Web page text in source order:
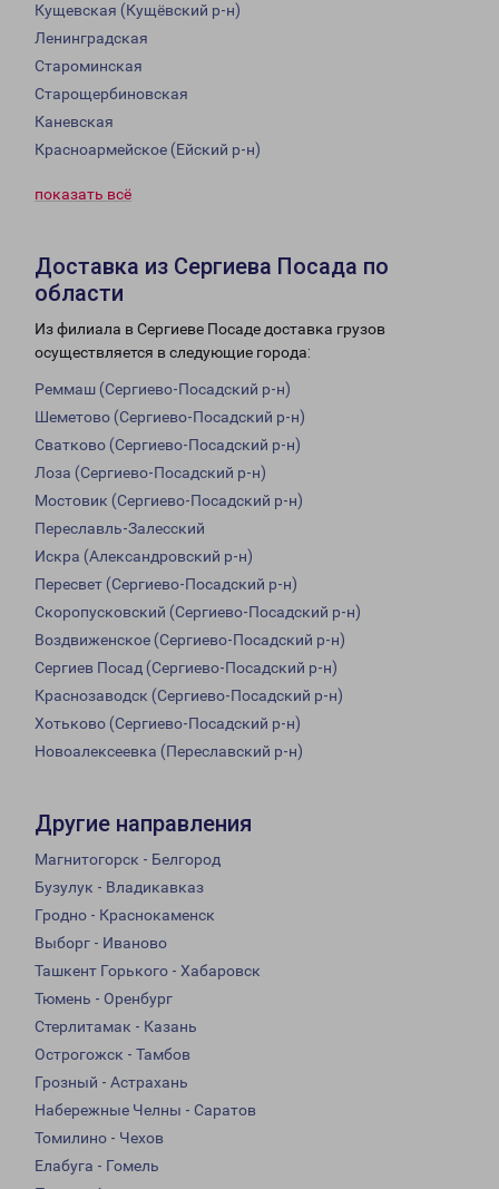
Кущевская (Кущёвский р-н)
Ленинградская
Староминская
Старощербиновская
Каневская
Красноармейское (Ейский р-н)
показать всё
Доставка из Сергиева Посада по
области
Из филиала в Сергиеве Посаде доставка грузов
осуществляется в следующие города:
Реммаш (Сергиево-Посадский р-н)
Шеметово (Сергиево-Посадский р-н)
Сватково (Сергиево-Посадский р-н)
Лоза (Сергиево-Посадский р-н)
Мостовик (Сергиево-Посадский р-н)
Переславль-Залесский
Искра (Александровский р-н)
Пересвет (Сергиево-Посадский р-н)
Скоропусковский (Сергиево-Посадский р-н)
Воздвиженское (Сергиево-Посадский р-н)
Сергиев Посад (Сергиево-Посадский р-н)
Краснозаводск (Сергиево-Посадский р-н)
Хотьково (Сергиево-Посадский р-н)
Новоалексеевка (Переславский р-н)
Другие направления
Магнитогорск - Белгород
Бузулук - Владикавказ
Гродно - Краснокаменск
Выборг - Иваново
Ташкент Горького - Хабаровск
Тюмень - Оренбург
Стерлитамак - Казань
Острогожск - Тамбов
Грозный - Астрахань
Набережные Челны - Саратов
Томилино - Чехов
Елабуга - Гомель